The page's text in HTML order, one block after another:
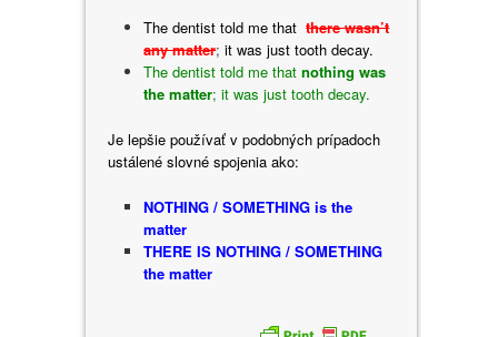
The dentist told me that there wasn’t
any matter;it was just tooth decay.
The dentist told me thatnothing was
the matter; it was just tooth decay.
Je lepšie používať v podobných prípadoch
ustálené slovné spojenia ako:
NOTHING / SOMETHING is the
matter
THERE IS NOTHING / SOMETHING
the matter